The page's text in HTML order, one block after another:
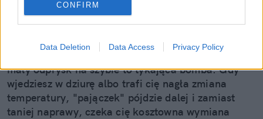
CONFIRM
Data Deletion Data Access Privacy Policy
Wydaje ci się, że to tylko mała kropka na szkle? "E
tam, nie widać, pojeżdżę tak jeszcze sezon" – myśli
wielu z nas. Sam tak kiedyś myślałem, dopóki nie
pogadałem z ekspertem. Prawda jest taka, że ten
mały odprysk na szybie to tykająca bomba. Gdy
wjedziesz w dziurę albo trafi cię nagła zmiana
temperatury, "pajączek" pójdzie dalej i zamiast
taniej naprawy, czeka cię kosztowna wymiana